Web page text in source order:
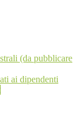
(da pubblicare
ai dipendenti